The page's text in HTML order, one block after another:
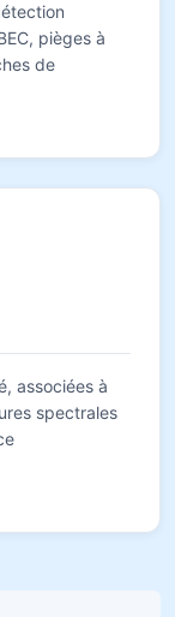
pièges à
de
associées à
spectrales